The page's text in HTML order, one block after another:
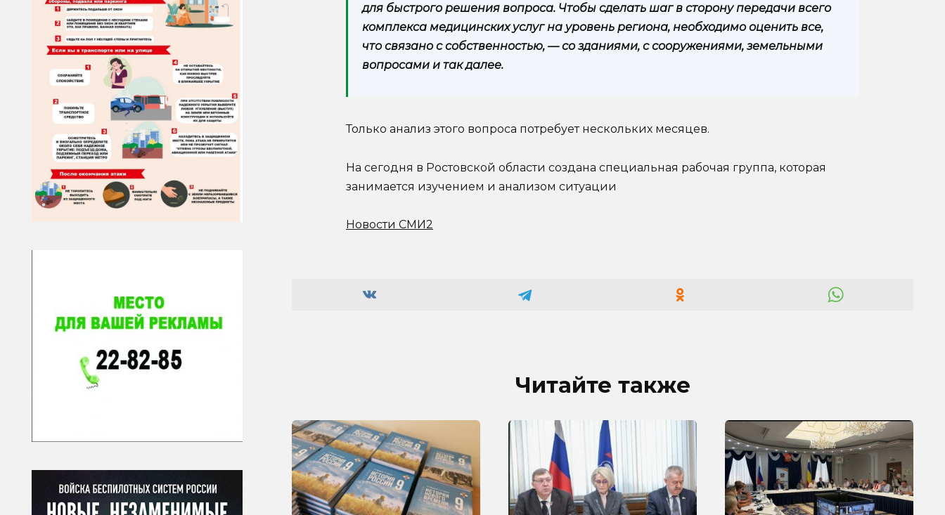
для быстрого решения вопроса. Чтобы сделать шаг в сторону передачи всего
комплекса медицинских услуг на уровень региона, необходимо оценить все,
что связано с собственностью, — со зданиями, с сооружениями, земельными
вопросами и так далее.
Только анализ этого вопроса потребует нескольких месяцев.
На сегодня в Ростовской области создана специальная рабочая группа, которая
занимается изучением и анализом ситуации
Новости СМИ2
Читайте также